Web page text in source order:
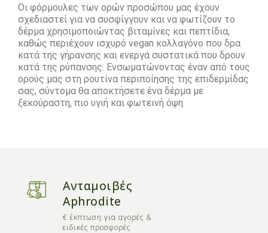
Οι φόρμουλες των ορών προσώπου μας έχουν
σχεδιαστεί για να συσφίγγουν και να φωτίζουν το
δέρμα χρησιμοποιώντας βιταμίνες και πεπτίδια,
καθώς περιέχουν ισχυρό vegan κολλαγόνο που δρα
κατά της γήρανσης και ενεργά συστατικά που δρουν
κατά της ρύπανσης. Ενσωματώνοντας έναν από τους
ορούς μας στη ρουτίνα περιποίησης της επιδερμίδας
σας, σύντομα θα αποκτήσετε ένα δέρμα με
ξεκούραστη, πιο υγιή και φωτεινή όψη.
Ανταμοιβές
Aphrodite
€ έκπτωση για αγορές &
ειδικές προσφορές